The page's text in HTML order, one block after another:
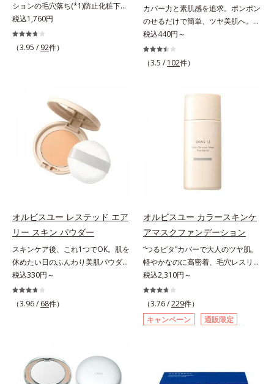
ションの毛穴落ち(*1)防止化粧下
地。ファンデーションの毛穴落ち
(*1)防止化粧下地です。毛穴
1/10000サイズのマイクロカバー成
と皮脂のバランスを整え、乾燥＆ベ
タつきレスに。さらに毛穴周りの肌
にうるおいを与え、キュッと引き締
め＆ハリ感をUPさせます。また皮
脂を感知するとギュッと固まる膜を
採用。ファンデーションのくずれや
毛穴落ちを防ぎ、キレイが長持ちし
にほわっとべールをかけて、肌キメ
がふっくら整うかのよう(*3)。つっ
ぱらないここちよい密着感で、さま
ざまなタイプのファンデと併用でき
ます。毛穴が気になる箇所への部分
使いもOK。*1 ファンデーションが
くずれて毛穴に落ちること*2 酸化
チタン配合＝カバー力向上成分*3
税込1,760円
（3.95 / 92件）
カバー力と素肌感を追求。ポンポン
のせるだけで簡単、ツヤ美肌へ。カ
バー力と素肌感を両立する、簡単ツ
ヤ美肌クッションファンデーション
です。多方向へ光を拡散し、高いソ
との親和性が高いアミノ酸系パウダ
み、厚塗り感なくピタッと密着しま
ムラなどの大人の肌悩みをポンポン
するだけで簡単にカバーし、まるで
な、うるツヤ美肌を演出します。*
良くする仕上がり向上粉体
税込440円～
（3.5 / 102件）
オルビスユー レステッド エア
リー スキン パウダー
スキンケア後、これ1つでOK。肌を
休めたい日のふんわり美肌パウダ
ー。ふんわり美肌が叶う、うるおい
パウダーです。3色の光を操るパウ
ダーがツヤと透明感を演出。ソフト
ちり・ホコリ、紫外線などの外的刺
激から肌をガードします。スキンケ
税込330円～
（3.96 / 68件）
オルビスユー カラースキンケ
アマスクファンデーション
“つるピタ”カバーで大人のツヤ肌。
軽やかなのに高密着、毛穴レスリキ
ッドファンデ。みずみずしく、とけ
込むように密着カバー毛穴レスでな
めらかな質感美へ導く、リキッドフ
ァンデーション「カバーはしたいけ
ど厚塗り感はイヤ」「素肌がもとも
を“つるん”と隠すリキッドファンデ
税込2,310円～
（3.76 /229件）
キャンペーン
通販限定